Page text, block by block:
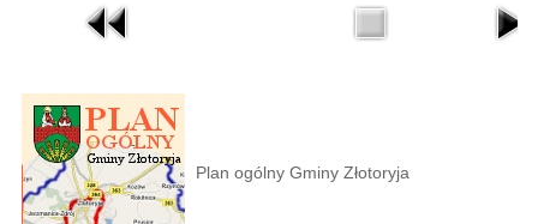
Plan ogólny Gminy Złotoryja